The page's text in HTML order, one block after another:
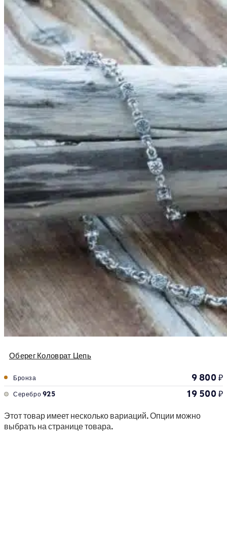
Оберег Коловрат Цепь
Бронза 9 800₽
Серебро 925 19 500₽
Этот товар имеет несколько вариаций. Опции можно
выбрать на странице товара.